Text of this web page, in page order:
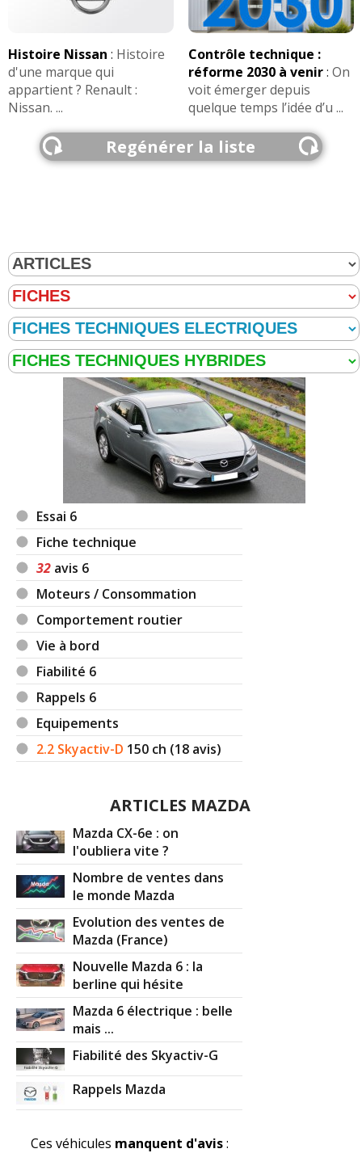
Histoire Nissan : Histoire
d'une marque qui
appartient ? Renault :
Nissan. ...
Contrôle technique :
réforme 2030 à venir: On
voit émerger depuis
quelque temps l’idée d’u ...
Regénérer la liste
Essai 6
Fiche technique
32 avis 6
Moteurs / Consommation
Comportement routier
Vie à bord
Fiabilité 6
Rappels 6
Equipements
2.2 Skyactiv-D 150 ch (18 avis)
ARTICLES MAZDA
Mazda CX-6e : on
l'oubliera vite ?
Nombre de ventes dans
le monde Mazda
Evolution des ventes de
Mazda (France)
Nouvelle Mazda 6 : la
berline qui hésite
Mazda 6 électrique : belle
mais ...
Fiabilité des Skyactiv-G
Rappels Mazda
Ces véhicules manquent d'avis: